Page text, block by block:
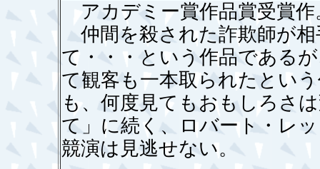
アカデミー賞作品賞受賞作
仲間を殺された詐欺師が
て・・・という作品である
て観客も一本取られたとい
も、何度見てもおもしろさ
て」に続く、ロバート・レ
競演は見逃せない。